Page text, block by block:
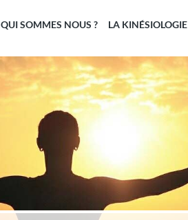
QUI SOMMES NOUS ? LA KINÉSIOLOGIE